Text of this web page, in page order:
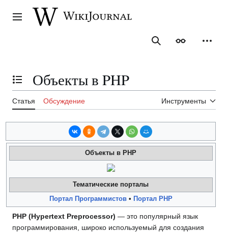
содержанию
Главное меню
ПоискВнешний вид
Отобразить/Скрыть содержание
Объекты в PHP
Статья Обсуждение Инструменты
Объекты в PHP
Тематические порталы
Портал Программистов• Портал PHP
PHP (Hypertext Preprocessor) — это популярный язык
программирования, широко используемый для создания